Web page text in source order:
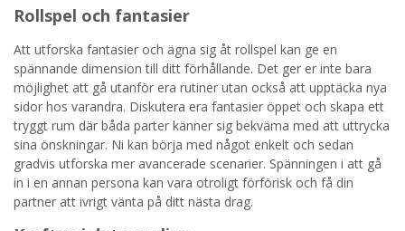
Rollspel och fantasier
Att utforska fantasier och ägna sig åt rollspel kan ge en
spännande dimension till ditt förhållande. Det ger er inte bara
möjlighet att gå utanför era rutiner utan också att upptäcka nya
sidor hos varandra. Diskutera era fantasier öppet och skapa ett
tryggt rum där båda parter känner sig bekväma med att uttrycka
sina önskningar. Ni kan börja med något enkelt och sedan
gradvis utforska mer avancerade scenarier. Spänningen i att gå
in i en annan persona kan vara otroligt förförisk och få din
partner att ivrigt vänta på ditt nästa drag.